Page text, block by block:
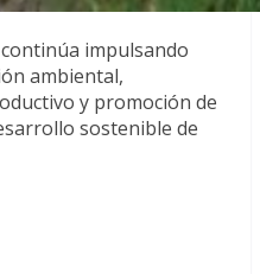
impulsando
ambiental,
y promoción de
sostenible de